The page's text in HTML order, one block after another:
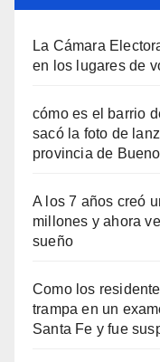
La Cámara
en los lugares de
cómo es el barrio
sacó la foto de
provincia de
A los 7 años creó
millones y ahora
sueño
Como los
trampa en un
Santa Fe y fue